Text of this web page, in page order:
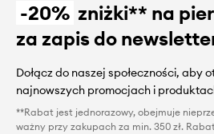
-20% zniżki** na
za zapis do
Dołącz do naszej społeczności, aby
najnowszych promocjach i
**Rabat jest jednorazowy, obejmuje
ważny przy zakupach za min. 350 zł.